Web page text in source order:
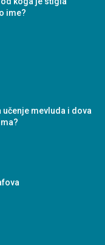
ime?
učenje mevluda i dova